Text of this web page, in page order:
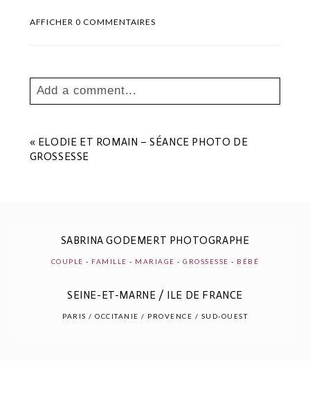
AFFICHER0 COMMENTAIRES
Add a comment...
Les champs marqués sont requis *
« ELODIE ET ROMAIN – SÉANCE PHOTO DE
GROSSESSE
SABRINA GODEMERT PHOTOGRAPHE
COUPLE - FAMILLE - MARIAGE -GROSSESSE - BÉBÉ
SEINE-ET-MARNE / ILE DE FRANCE
PARIS / OCCITANIE / PROVENCE / SUD-OUEST